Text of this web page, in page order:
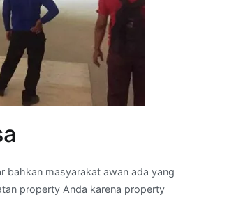
bahkan masyarakat awan ada yang
property Anda karena property